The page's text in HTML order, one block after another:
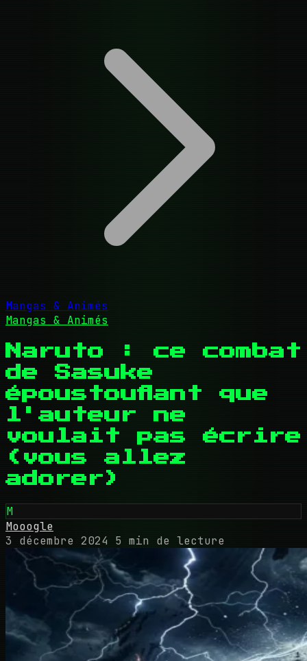
Mangas & Animés
Mangas & Animés
Naruto : ce combat
de Sasuke
époustouflant que
l'auteur ne
voulait pas écrire
(vous allez
adorer)
M
Mooogle
3 décembre 2024
5 min de lecture